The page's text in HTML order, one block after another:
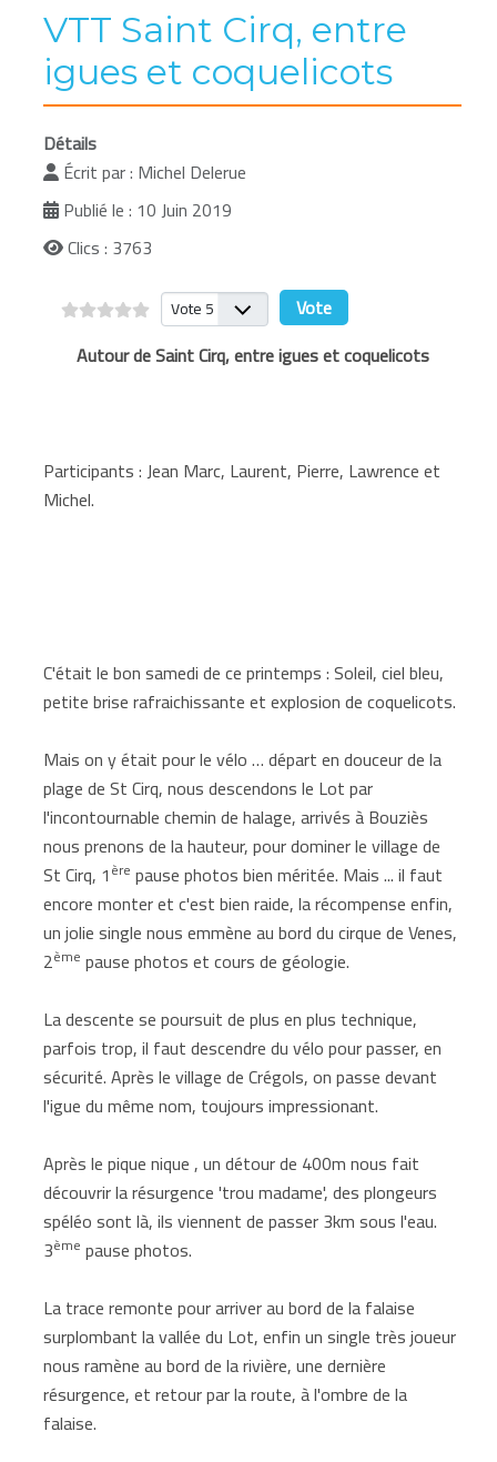
VTT Saint Cirq, entre
igues et coquelicots
Détails
Écrit par : Michel Delerue
Publié le : 10 Juin 2019
Clics : 3763
Veuillez voter
Autour de Saint Cirq, entre igues et coquelicots
Participants : Jean Marc, Laurent, Pierre, Lawrence et
Michel.
C'était le bon samedi de ce printemps : Soleil, ciel bleu,
petite brise rafraichissante et explosion de coquelicots.
Mais on y était pour le vélo … départ en douceur de la
plage de St Cirq, nous descendons le Lot par
l'incontournable chemin de halage, arrivés à Bouziès
nous prenons de la hauteur, pour dominer le village de
St Cirq, 1ère pause photos bien méritée. Mais ... il faut
encore monter et c'est bien raide, la récompense enfin,
un jolie single nous emmène au bord du cirque de Venes,
2ème pause photos et cours de géologie.
La descente se poursuit de plus en plus technique,
parfois trop, il faut descendre du vélo pour passer, en
sécurité. Après le village de Crégols, on passe devant
l'igue du même nom, toujours impressionant.
Après le pique nique , un détour de 400m nous fait
découvrir la résurgence 'trou madame', des plongeurs
spéléo sont là, ils viennent de passer 3km sous l'eau.
3ème pause photos.
La trace remonte pour arriver au bord de la falaise
surplombant la vallée du Lot, enfin un single très joueur
nous ramène au bord de la rivière, une dernière
résurgence, et retour par la route, à l'ombre de la
falaise.